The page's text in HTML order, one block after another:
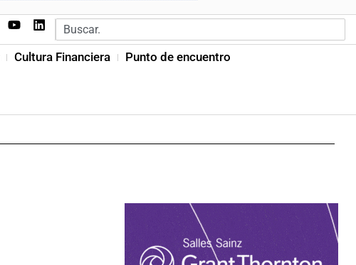
Cultura Financiera Punto de encuentro